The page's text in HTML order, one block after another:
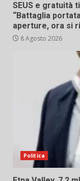
SEUS e gratuità
“Battaglia
aperture, ora si
8 Agosto 2026
Politica